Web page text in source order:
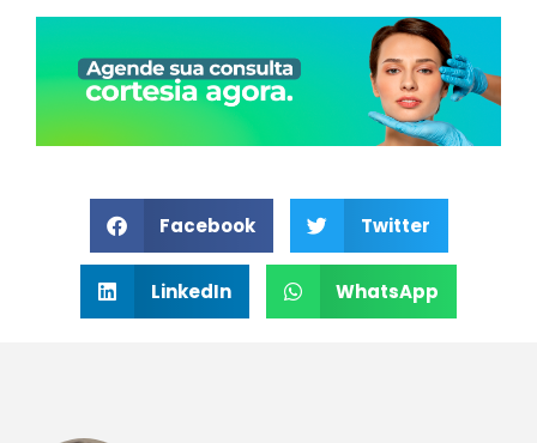
Facebook Twitter
LinkedIn WhatsApp